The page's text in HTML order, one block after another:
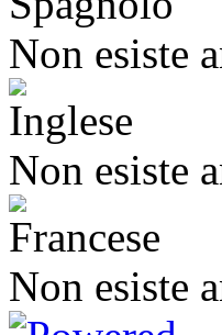
Non esiste
Non esiste
Non esiste